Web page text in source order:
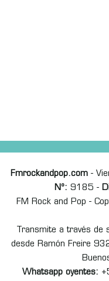
Fmrockandpop.com-
Nº: 9185 -
FM Rock and Pop -
Transmite a través de
desde Ramón Freire
Whatsapp oyentes: